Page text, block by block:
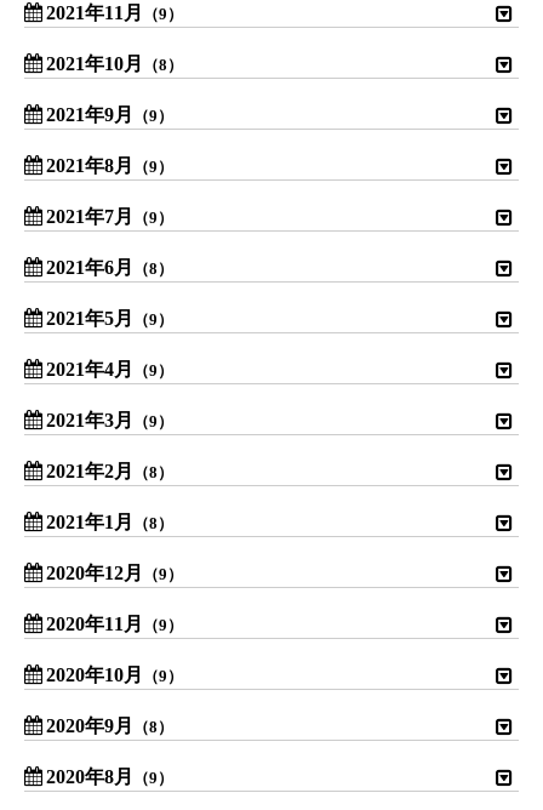
2021年11月 （9）
2021年10月 （8）
2021年9月 （9）
2021年8月 （9）
2021年7月 （9）
2021年6月 （8）
2021年5月 （9）
2021年4月 （9）
2021年3月 （9）
2021年2月 （8）
2021年1月 （8）
2020年12月 （9）
2020年11月 （9）
2020年10月 （9）
2020年9月 （8）
2020年8月 （9）